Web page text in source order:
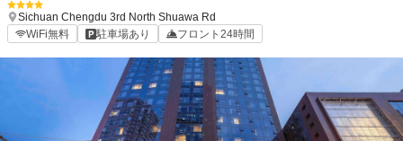
Sichuan Chengdu 3rd North Shuawa Rd
WiFi無料
駐車場あり フロント24時間